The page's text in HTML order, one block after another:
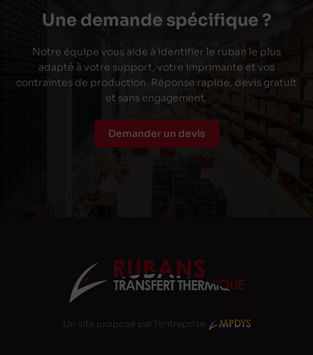
Une demande spécifique ?
Notre équipe vous aide à identifier le ruban le plus
adapté à votre support, votre imprimante et vos
contraintes de production. Réponse rapide, devis gratuit
et sans engagement.
Demander un devis
Un site proposé par l'entreprise